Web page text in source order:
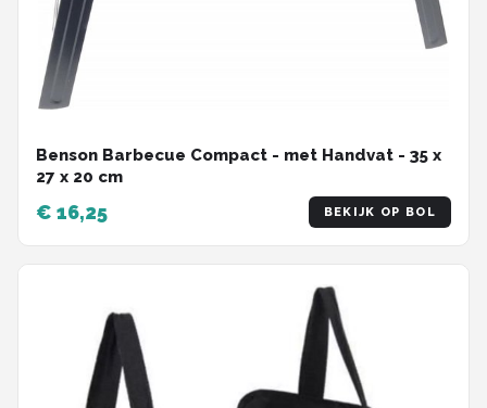
Benson Barbecue Compact - met Handvat - 35 x
27 x 20 cm
€ 16,25 BEKIJK OP BOL